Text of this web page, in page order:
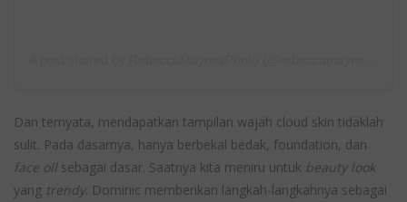
Dan ternyata, mendapatkan tampilan wajah cloud skin tidaklah
sulit. Pada dasarnya, hanya berbekal bedak, foundation, dan
face oilsebagai dasar. Saatnya kita meniru untuk beauty look
yang trendy. Dominic memberikan langkah-langkahnya sebagai